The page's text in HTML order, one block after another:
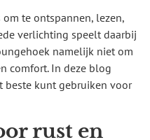
te ontspannen, lezen,
verlichting speelt daarbij
namelijk niet om
comfort. In deze blog
kunt gebruiken voor
rust en